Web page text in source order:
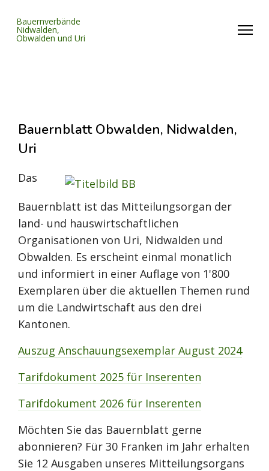
Bauernverbände
Nidwalden,
Obwalden und Uri
Bauernblatt Obwalden, Nidwalden,
Uri
Das
Bauernblatt ist das Mitteilungsorgan der
land- und hauswirtschaftlichen
Organisationen von Uri, Nidwalden und
Obwalden. Es erscheint einmal monatlich
und informiert in einer Auflage von 1'800
Exemplaren über die aktuellen Themen rund
um die Landwirtschaft aus den drei
Kantonen.
Auszug Anschauungsexemplar August 2024
Tarifdokument 2025 für Inserenten
Tarifdokument 2026 für Inserenten
Möchten Sie das Bauernblatt gerne
abonnieren? Für 30 Franken im Jahr erhalten
Sie 12 Ausgaben unseres Mitteilungsorgans